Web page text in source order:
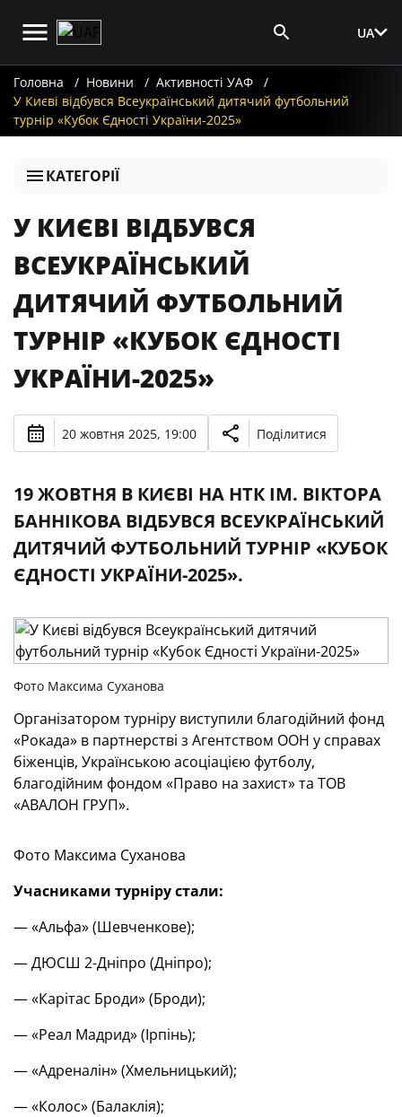
UA
Головна Новини
Активності УАФ
У Києві відбувся Всеукраїнський дитячий футбольний
турнір «Кубок Єдності України-2025»
КАТЕГОРІЇ
У КИЄВІ ВІДБУВСЯ
ВСЕУКРАЇНСЬКИЙ
ДИТЯЧИЙ ФУТБОЛЬНИЙ
ТУРНІР «КУБОК ЄДНОСТІ
УКРАЇНИ-2025»
20 жовтня 2025, 19:00 Поділитися
19 ЖОВТНЯ В КИЄВІ НА НТК ІМ. ВІКТОРА
БАННІКОВА ВІДБУВСЯ ВСЕУКРАЇНСЬКИЙ
ДИТЯЧИЙ ФУТБОЛЬНИЙ ТУРНІР «КУБОК
ЄДНОСТІ УКРАЇНИ-2025».
Фото Максима Суханова
Організатором турніру виступили благодійний фонд
«Рокада» в партнерстві з Агентством ООН у справах
біженців, Українською асоціацією футболу,
благодійним фондом «Право на захист» та ТОВ
«АВАЛОН ГРУП».
Фото Максима Суханова
Учасниками турніру стали:
— «Альфа» (Шевченкове);
— ДЮСШ 2-Дніпро (Дніпро);
— «Карітас Броди» (Броди);
— «Реал Мадрид» (Ірпінь);
— «Адреналін» (Хмельницький);
— «Колос» (Балаклія);